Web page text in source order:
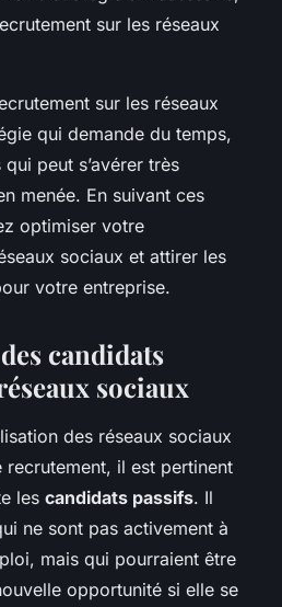
sur les réseaux
sur les réseaux
qui demande du temps,
peut s’avérer très
menée. En suivant ces
optimiser votre
sociaux et attirer les
votre entreprise.
candidats
sociaux
des réseaux sociaux
recrutement, il est pertinent
les candidats passifs. Il
ne sont pas activement à
mais qui pourraient être
opportunité si elle se